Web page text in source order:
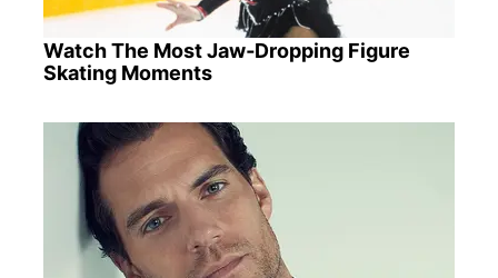
Watch The Most Jaw‑Dropping Figure
Skating Moments